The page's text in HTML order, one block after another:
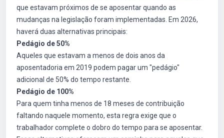
que estavam próximos de se aposentar quando as
mudanças na legislação foram implementadas. Em 2026,
haverá duas alternativas principais:
Pedágio de 50%
Aqueles que estavam a menos de dois anos da
aposentadoria em 2019 podem pagar um "pedágio"
adicional de 50% do tempo restante.
Pedágio de 100%
Para quem tinha menos de 18 meses de contribuição
faltando naquele momento, esta regra exige que o
trabalhador complete o dobro do tempo para se aposentar.